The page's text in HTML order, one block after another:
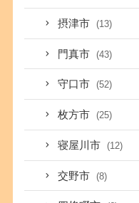
摂津市 (13)
門真市 (43)
守口市 (52)
枚方市 (25)
寝屋川市 (12)
交野市 (8)